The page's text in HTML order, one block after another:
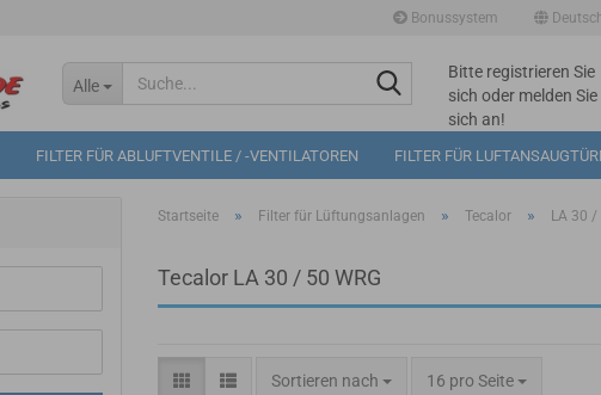
Bonussystem
Alle
Suche...Bitte registrieren Sie
sich oder melden Sie
sich an!
Mögliche
Bonuspunkte im
FILTER FÜR ABLUFTVENTILE / -VENTILATOREN FILTER FÜR
Startseite » Filter für Lüftungsanlagen » Tecalor » LA 30 /
Tecalor LA 30 / 50 WRG
Sortieren nach
Sortieren nach 16 pro Seite
pro Seite